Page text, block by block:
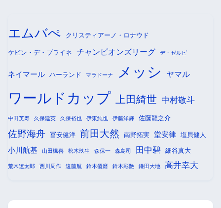
エムバぺ クリスティアーノ・ロナウド
ケビン・デ・ブライネ チャンピオンズリーグ デ・ゼルビ
ネイマール ハーランド マラドーナ メッシ ヤマル
ワールドカップ 上田綺世 中村敬斗
中田英寿 久保建英 久保裕也 伊東純也 伊藤洋輝 佐藤龍之介
佐野海舟 冨安健洋 前田大然 南野拓実 堂安律 塩貝健人
小川航基 山田楓喜 松木玖生 森保一 森島司 田中碧 細谷真大
荒木遼太郎 西川周作 遠藤航 鈴木優磨 鈴木彩艶 鎌田大地 高井幸大